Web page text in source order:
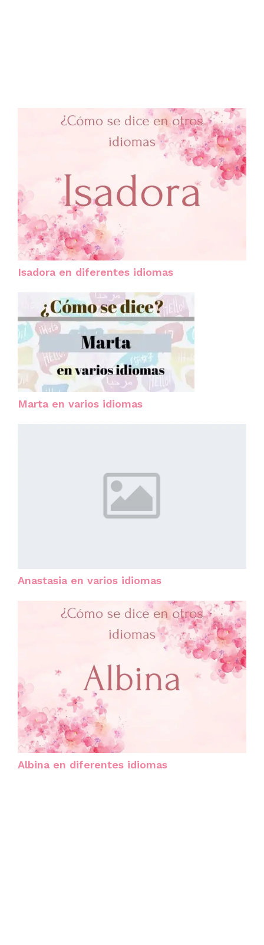
Isadora en diferentes idiomas
Marta en varios idiomas
Anastasia en varios idiomas
Albina en diferentes idiomas